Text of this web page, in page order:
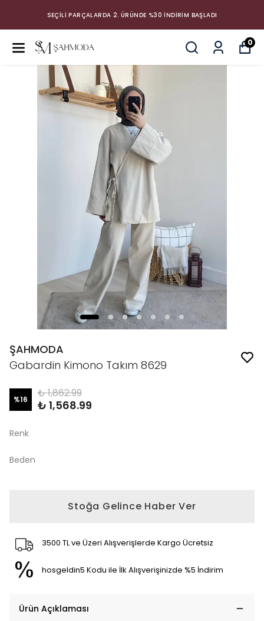
SEÇİLİ PARÇALARDA 2. ÜRÜNDE %30 İNDİRİM BAŞLADI
0
ŞAHMODA
Gabardin Kimono Takım 8629
%16 ₺ 1,862.99
₺ 1,568.99
Renk
Beden
Stoğa Gelince Haber Ver
3500 TL ve Üzeri Alışverişlerde Kargo Ücretsiz
hosgeldin5 Kodu ile İlk Alışverişinizde %5 İndirim
Ürün Açıklaması